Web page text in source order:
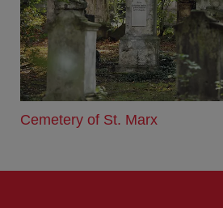
Cemetery of St. Marx